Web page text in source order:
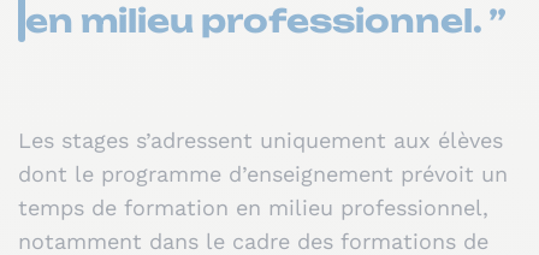
en milieu professionnel. ”
Les stages s’adressent uniquement aux élèves
dont le programme d’enseignement prévoit un
temps de formation en milieu professionnel,
notamment dans le cadre des formations de